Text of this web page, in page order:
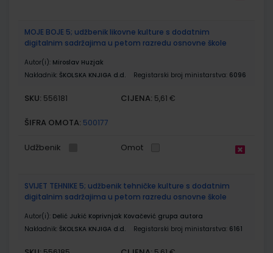
MOJE BOJE 5; udžbenik likovne kulture s dodatnim
digitalnim sadržajima u petom razredu osnovne škole
Autor(i): Miroslav Huzjak
Nakladnik: ŠKOLSKA KNJIGA d.d. Registarski broj ministarstva: 6096
SKU: 556181 CIJENA: 5,61 €
ŠIFRA OMOTA: 500177
Udžbenik Omot
SVIJET TEHNIKE 5; udžbenik tehničke kulture s dodatnim
digitalnim sadržajima u petom razredu osnovne škole
Autor(i): Delić Jukić Koprivnjak Kovačević grupa autora
Nakladnik: ŠKOLSKA KNJIGA d.d. Registarski broj ministarstva: 6161